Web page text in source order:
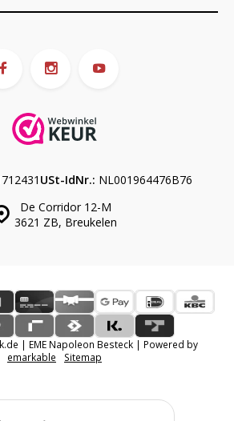
De Corridor 12-M
3621 ZB, Breukelen
USt-IdNr.: NL001964476B76
| EME Napoleon Besteck | Powered by
emarkable
Sitemap